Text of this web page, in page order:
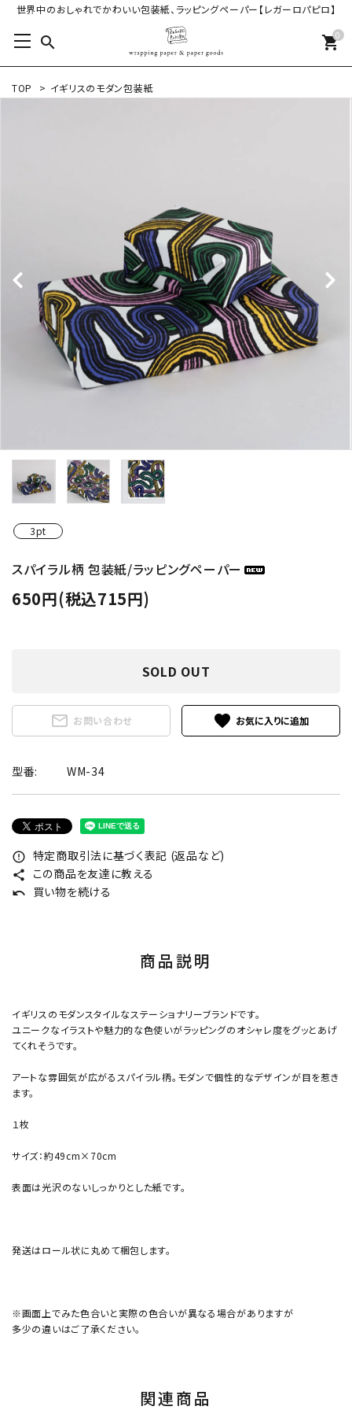
世界中のおしゃれでかわいい包装紙、ラッピングペーパー【レガーロパピロ】
search 0
shopping_cart
TOP > イギリスのモダン包装紙
3pt
スパイラル柄 包装紙/ラッピングペーパー
650円(税込715円)
SOLD OUT
mail_outline お問い合わせ favorite
型番: WM-34
error_outline 特定商取引法に基づく表記 (返品など)
share この商品を友達に教える
undo 買い物を続ける
商品説明
イギリスのモダンスタイルなステーショナリーブランドです。
ユニークなイラストや魅力的な色使いがラッピングのオシャレ度をグッとあげ
てくれそうです。
アートな雰囲気が広がるスパイラル柄。モダンで個性的なデザインが目を惹き
ます。
１枚
サイズ：約49cm×70cm
表面は光沢のないしっかりとした紙です。
発送はロール状に丸めて梱包します。
※画面上でみた色合いと実際の色合いが異なる場合がありますが
多少の違いはご了承ください。
関連商品